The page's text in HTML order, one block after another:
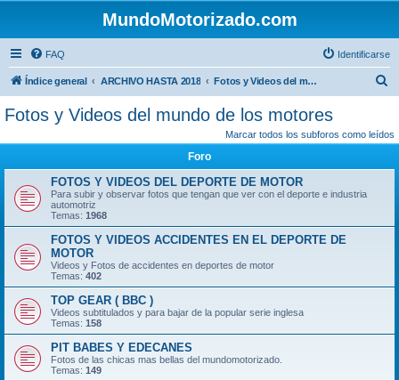
MundoMotorizado.com
FAQ Identificarse
Índice general ARCHIVO HASTA 2018 Fotos y Videos del mundo de los motores
c
Fotos y Videos del mundo de los motores
Marcar todos los subforos como leídos
Foro
FOTOS Y VIDEOS DEL DEPORTE DE MOTOR
Para subir y observar fotos que tengan que ver con el deporte e industria
automotriz
Temas: 1968
FOTOS Y VIDEOS ACCIDENTES EN EL DEPORTE DE
MOTOR
Videos y Fotos de accidentes en deportes de motor
Temas: 402
TOP GEAR ( BBC )
Videos subtitulados y para bajar de la popular serie inglesa
Temas: 158
PIT BABES Y EDECANES
Fotos de las chicas mas bellas del mundomotorizado.
Temas: 149